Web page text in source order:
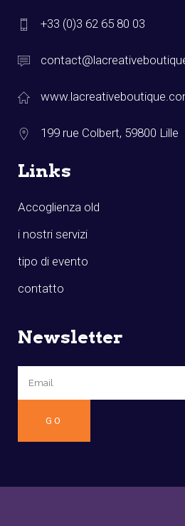
+33 (0)3 62 65 80 03
199 rue Colbert, 59800 Lille
Links
Accoglienza old
i nostri servizi
tipo di evento
contatto
Newsletter